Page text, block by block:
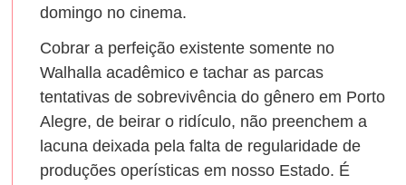
domingo no cinema.
Cobrar a perfeição existente somente no
Walhalla acadêmico e tachar as parcas
tentativas de sobrevivência do gênero em Porto
Alegre, de beirar o ridículo, não preenchem a
lacuna deixada pela falta de regularidade de
produções operísticas em nosso Estado. É